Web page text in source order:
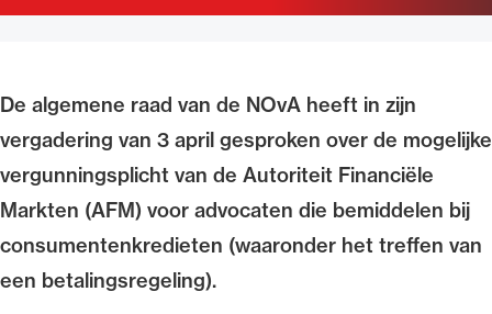
De algemene raad van de NOvA heeft in zijn
vergadering van 3 april gesproken over de mogelijke
vergunningsplicht van de Autoriteit Financiële
Markten (AFM) voor advocaten die bemiddelen bij
consumentenkredieten (waaronder het treffen van
een betalingsregeling).
Alle wet- en regelgeving voor de advocatuur.